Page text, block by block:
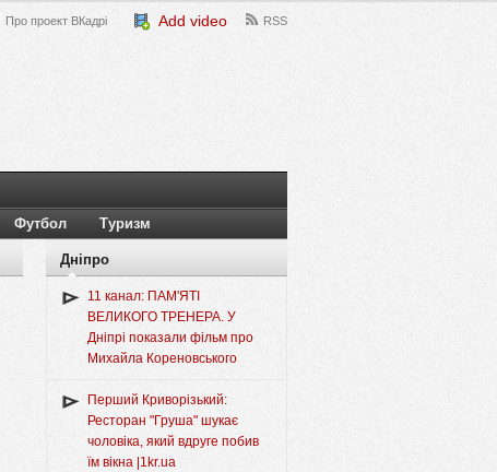
Про проект ВКадрі Add video RSS
Футбол Туризм
Дніпро
11 канал: ПАМ'ЯТІ
ВЕЛИКОГО ТРЕНЕРА. У
Дніпрі показали фільм про
Михайла Кореновського
Перший Криворізький:
Ресторан "Груша" шукає
чоловіка, який вдруге побив
їм вікна |1kr.ua